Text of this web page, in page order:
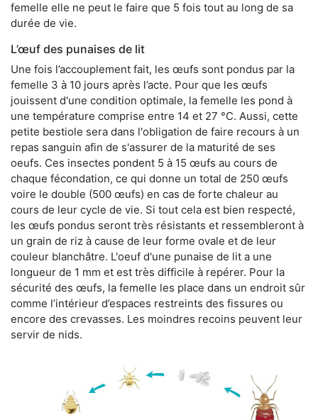
femelle elle ne peut le faire que 5 fois tout au long de sa
durée de vie.
L’œuf des punaises de lit
Une fois l’accouplement fait, les œufs sont pondus par la
femelle 3 à 10 jours après l’acte. Pour que les œufs
jouissent d'une condition optimale, la femelle les pond à
une température comprise entre 14 et 27 °C. Aussi, cette
petite bestiole sera dans l'obligation de faire recours à un
repas sanguin afin de s'assurer de la maturité de ses
oeufs. Ces insectes pondent 5 à 15 œufs au cours de
chaque fécondation, ce qui donne un total de 250 œufs
voire le double (500 œufs) en cas de forte chaleur au
cours de leur cycle de vie. Si tout cela est bien respecté,
les œufs pondus seront très résistants et ressembleront à
un grain de riz à cause de leur forme ovale et de leur
couleur blanchâtre. L'oeuf d'une punaise de lit a une
longueur de 1 mm et est très difficile à repérer. Pour la
sécurité des œufs, la femelle les place dans un endroit sûr
comme l’intérieur d’espaces restreints des fissures ou
encore des crevasses. Les moindres recoins peuvent leur
servir de nids.